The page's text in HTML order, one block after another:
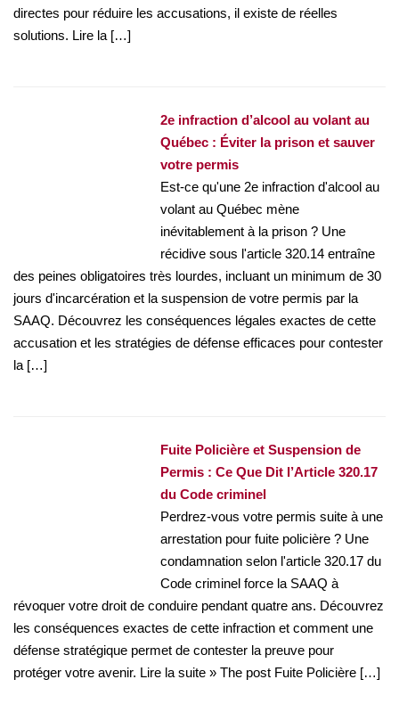
directes pour réduire les accusations, il existe de réelles
solutions. Lire la […]
2e infraction d’alcool au volant au
Québec : Éviter la prison et sauver
votre permis
Est-ce qu'une 2e infraction d'alcool au
volant au Québec mène
inévitablement à la prison ? Une
récidive sous l'article 320.14 entraîne
des peines obligatoires très lourdes, incluant un minimum de 30
jours d'incarcération et la suspension de votre permis par la
SAAQ. Découvrez les conséquences légales exactes de cette
accusation et les stratégies de défense efficaces pour contester
la […]
Fuite Policière et Suspension de
Permis : Ce Que Dit l’Article 320.17
du Code criminel
Perdrez-vous votre permis suite à une
arrestation pour fuite policière ? Une
condamnation selon l'article 320.17 du
Code criminel force la SAAQ à
révoquer votre droit de conduire pendant quatre ans. Découvrez
les conséquences exactes de cette infraction et comment une
défense stratégique permet de contester la preuve pour
protéger votre avenir. Lire la suite » The post Fuite Policière […]